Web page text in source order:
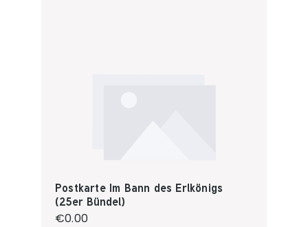
Postkarte Im Bann des Erlkönigs
(25er Bündel)
Regular price:
€0.00